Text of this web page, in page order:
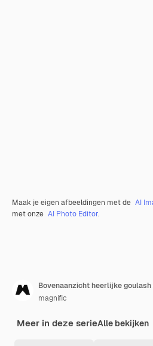
Maak je eigen afbeeldingen met de AI
met onze AI Photo Editor.
Bovenaanzicht heerlijke
magnific
Meer in deze serieAlle bekijken